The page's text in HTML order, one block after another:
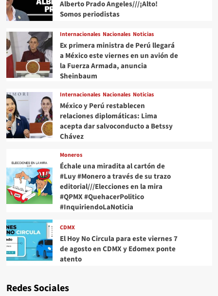
Alberto Prado Angeles///¡Alto!
Somos periodistas
Internacionales Nacionales Noticias
Ex primera ministra de Perú llegará
a México este viernes en un avión de
la Fuerza Armada, anuncia
Sheinbaum
Internacionales Nacionales Noticias
México y Perú restablecen
relaciones diplomáticas: Lima
acepta dar salvoconducto a Betssy
Chávez
Moneros
Échale una miradita al cartón de
#Luy #Monero a través de su trazo
editorial///Elecciones en la mira
#QPMX #QuehacerPolitico
#InquiriendoLaNoticia
CDMX
El Hoy No Circula para este viernes 7
de agosto en CDMX y Edomex ponte
atento
Redes Sociales